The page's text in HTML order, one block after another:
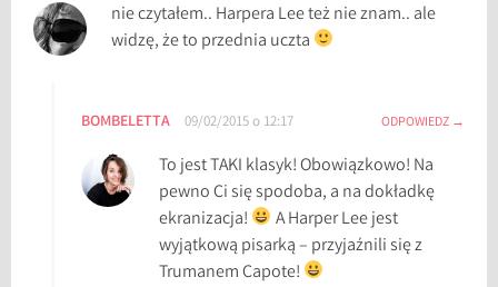
nie czytałem.. Harpera Lee też nie znam.. ale
widzę, że to przednia uczta
BOMBELETTA 09/02/2015 o 12:17 ODPOWIEDZ
To jest TAKI klasyk! Obowiązkowo! Na
pewno Ci się spodoba, a na dokładkę
ekranizacja!
A Harper Lee jest
wyjątkową pisarką – przyjaźnili się z
Trumanem Capote!